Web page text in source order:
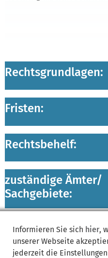
Rechtsgrundlagen:
Fristen:
Rechtsbehelf:
zuständige Ämter/
Sachgebiete:
Lebenslagen:
Informieren Sie sich hier,
unserer Webseite
jederzeit die